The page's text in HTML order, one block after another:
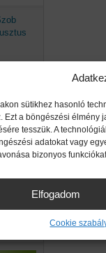
sütikhez hasonló
Ezt a böngészési élmény
tesszük. A
adatokat vagy
bizonyos
Elfogadom
Cookie